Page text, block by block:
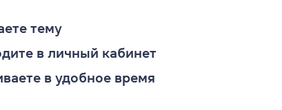
тему
в личный кабинет
в удобное время